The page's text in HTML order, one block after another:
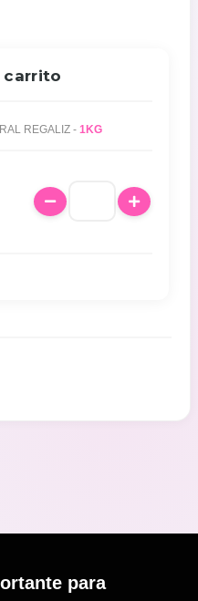
carrito
MONDELEZ - Caramelos - RESPIRAL REGALIZ - 1KG
para